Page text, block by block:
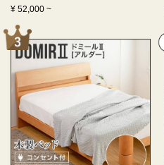
¥ 52,000 ~